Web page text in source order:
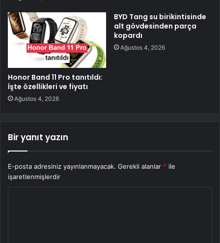
Honor Band 11 Pro tanıtıldı:
İşte özellikleri ve fiyatı
Ağustos 4, 2026
BYD Tang su birikintisinde
alt gövdesinden parça
kopardı
Ağustos 4, 2026
Bir yanıt yazın
E-posta adresiniz yayınlanmayacak. Gerekli alanlar * ile
işaretlenmişlerdir